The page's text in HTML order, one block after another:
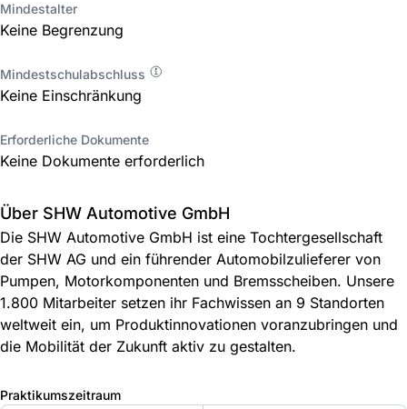
Mindestalter
Keine Begrenzung
Mindestschulabschluss
Keine Einschränkung
Erforderliche Dokumente
Keine Dokumente erforderlich
Über SHW Automotive GmbH
Die SHW Automotive GmbH ist eine Tochtergesellschaft
der SHW AG und ein führender Automobilzulieferer von
Pumpen, Motorkomponenten und Bremsscheiben. Unsere
1.800 Mitarbeiter setzen ihr Fachwissen an 9 Standorten
weltweit ein, um Produktinnovationen voranzubringen und
die Mobilität der Zukunft aktiv zu gestalten.
Praktikumszeitraum